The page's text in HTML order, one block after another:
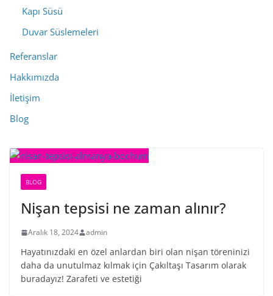
Kapı Süsü
Duvar Süslemeleri
Referanslar
Hakkımızda
İletişim
Blog
BLOG
Nişan tepsisi ne zaman alınır?
Aralık 18, 2024 admin
Hayatınızdaki en özel anlardan biri olan nişan töreninizi
daha da unutulmaz kılmak için Çakıltaşı Tasarım olarak
buradayız! Zarafeti ve estetiği